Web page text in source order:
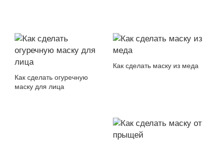
Как сделать огуречную
маску для лица
Как сделать маску из меда